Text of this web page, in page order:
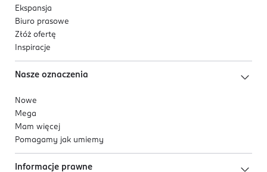
Ekspansja
Biuro prasowe
Złóż ofertę
Inspiracje
Nasze oznaczenia
Nowe
Mega
Mam więcej
Pomagamy jak umiemy
Informacje prawne